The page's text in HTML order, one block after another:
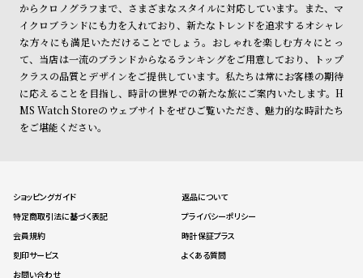
からクロノグラフまで、さまざまなスタイルに対応しています。また、マ
イクロブランドにも力を入れており、新たなトレンドを追求するオシャレ
な方々にも満足いただけることでしょう。おしゃれを楽しむ方々にとっ
て、当店は一流のブランドからなるランキングをご用意しており、トップ
クラスの品質とデザインをご提供しています。私たちは常にお客様の期待
に応えることを目指し、時計の世界での新たな旅にご案内いたします。H
MS Watch Storeのウェブサイトをぜひご覧いただき、魅力的な時計たち
をご堪能ください。
ショッピングガイド
返品について
特定商取引法に基づく表記
プライバシーポリシー
会員規約
時計保証プラス
刻印サービス
よくある質問
お問い合わせ